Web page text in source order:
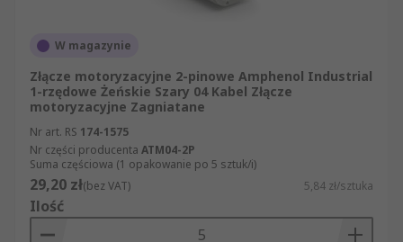
rodzaj złącza (męskie, żeńskie),
klasę IP i odporność na wilgoć oraz pył,
natężenie prądu znamionowego,
zakres temperatury pracy (minimalna i
maksymalna),
metodę zakończenia (zagniatane, IDC, do
W magazynie
Złącze motoryzacyjne 2-pinowe Amphenol Industrial
1-rzędowe Żeńskie Szary 04 Kabel Złącze
motoryzacyjne Zagniatane
Nr art. RS 174-1575
Nr części producenta ATM04-2P
Suma częściowa (1 opakowanie po 5 sztuk/i)
29,20 zł(bez VAT) 5,84 zł/sztuka
Ilość